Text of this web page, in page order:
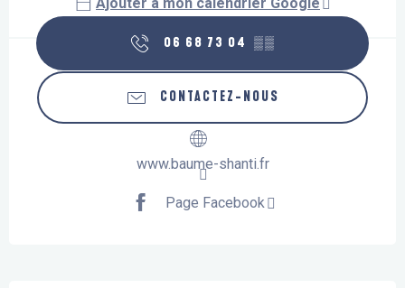
06 68 73 04 ▒▒
CONTACTEZ-NOUS
www.baume-shanti.fr
Page Facebook